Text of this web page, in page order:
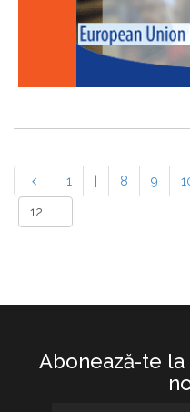
1 8 9
Abonează-te